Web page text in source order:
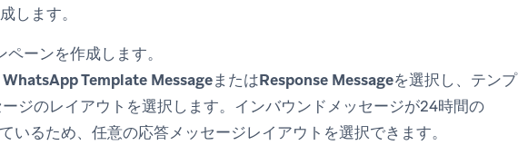
します。
ーンを作成します。
WhatsApp Template MessageまたはResponse Messageを選択し、テンプ
ジのレイアウトを選択します。インバウンドメッセージが24時間の
いるため、任意の応答メッセージレイアウトを選択できます。